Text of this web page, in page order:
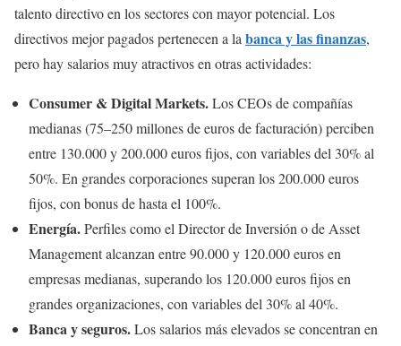
talento directivo en los sectores con mayor potencial. Los
directivos mejor pagados pertenecen a la banca y las finanzas,
pero hay salarios muy atractivos en otras actividades:
Consumer & Digital Markets.Los CEOs de compañías
medianas (75–250 millones de euros de facturación) perciben
entre 130.000 y 200.000 euros fijos, con variables del 30% al
50%. En grandes corporaciones superan los 200.000 euros
fijos, con bonus de hasta el 100%.
Energía.Perfiles como el Director de Inversión o de Asset
Management alcanzan entre 90.000 y 120.000 euros en
empresas medianas, superando los 120.000 euros fijos en
grandes organizaciones, con variables del 30% al 40%.
Banca y seguros.Los salarios más elevados se concentran en